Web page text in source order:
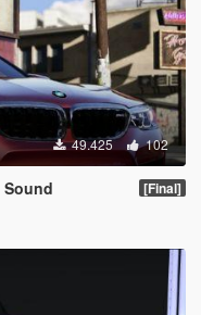
49.425 102
Sound [Final]